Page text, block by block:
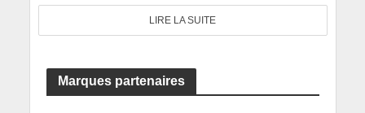
LIRE LA SUITE
Marques partenaires